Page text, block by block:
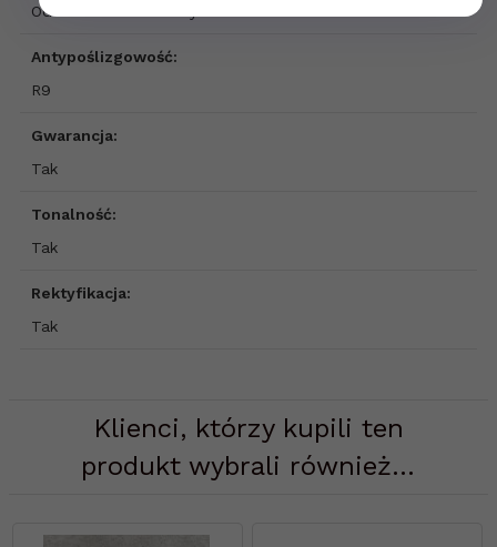
Od 1 do 3 dni roboczych
Antypoślizgowość:
R9
Gwarancja:
Tak
Tonalność:
Tak
Rektyfikacja:
Tak
Klienci, którzy kupili ten
produkt wybrali również...